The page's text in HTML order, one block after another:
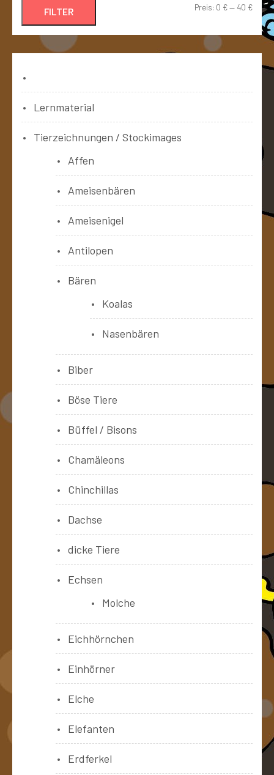
FILTER Preis: 0 €— 40 €
Lernmaterial
Tierzeichnungen / Stockimages
Affen
Ameisenbären
Ameisenigel
Antilopen
Bären
Koalas
Nasenbären
Biber
Böse Tiere
Büffel / Bisons
Chamäleons
Chinchillas
Dachse
dicke Tiere
Echsen
Molche
Eichhörnchen
Einhörner
Elche
Elefanten
Erdferkel